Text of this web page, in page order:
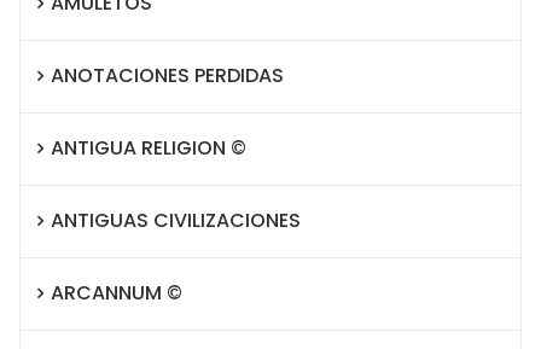
ANOTACIONES PERDIDAS
ANTIGUA RELIGION ©
ANTIGUAS CIVILIZACIONES
ARCANNUM ©